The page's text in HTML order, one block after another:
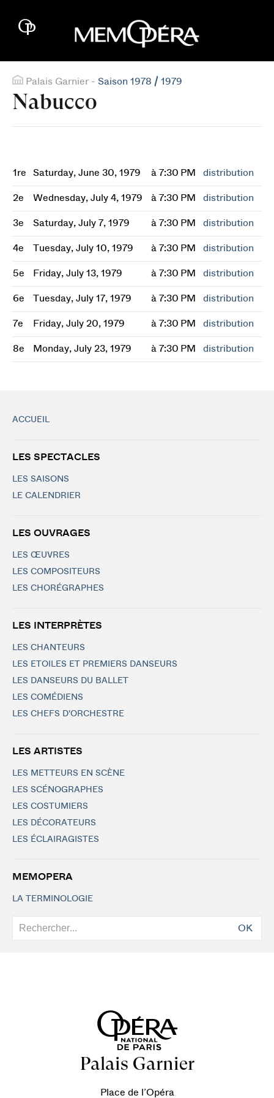
Palais Garnier - Saison 1978 / 1979
Nabucco
1re Saturday, June 30, 1979 à 7:30 PM distribution
2e Wednesday, July 4, 1979 à 7:30 PM distribution
3e Saturday, July 7, 1979 à 7:30 PM distribution
4e Tuesday, July 10, 1979 à 7:30 PM distribution
5e Friday, July 13, 1979 à 7:30 PM distribution
6e Tuesday, July 17, 1979 à 7:30 PM distribution
7e Friday, July 20, 1979 à 7:30 PM distribution
8e Monday, July 23, 1979 à 7:30 PM distribution
ACCUEIL
LES SPECTACLES
LES SAISONS
LE CALENDRIER
LES OUVRAGES
LES ŒUVRES
LES COMPOSITEURS
LES CHORÉGRAPHES
LES INTERPRÈTES
LES CHANTEURS
LES ETOILES ET PREMIERS DANSEURS
LES DANSEURS DU BALLET
LES COMÉDIENS
LES CHEFS D'ORCHESTRE
LES ARTISTES
LES METTEURS EN SCÈNE
LES SCÉNOGRAPHES
LES COSTUMIERS
LES DÉCORATEURS
LES ÉCLAIRAGISTES
MEMOPERA
LA TERMINOLOGIE
OK
Palais Garnier
Place de l’Opéra